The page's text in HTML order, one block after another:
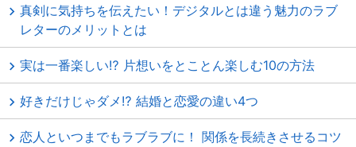
真剣に気持ちを伝えたい！デジタルとは違う魅力のラブ
レターのメリットとは
実は一番楽しい⁉ 片想いをとことん楽しむ10の方法
好きだけじゃダメ⁉ 結婚と恋愛の違い4つ
恋人といつまでもラブラブに！ 関係を長続きさせるコツ